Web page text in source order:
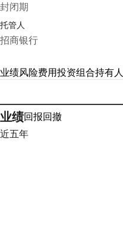
封闭期
托管人
招商银行
业绩风险费用投资组合持有人
业绩回报回撤
近五年